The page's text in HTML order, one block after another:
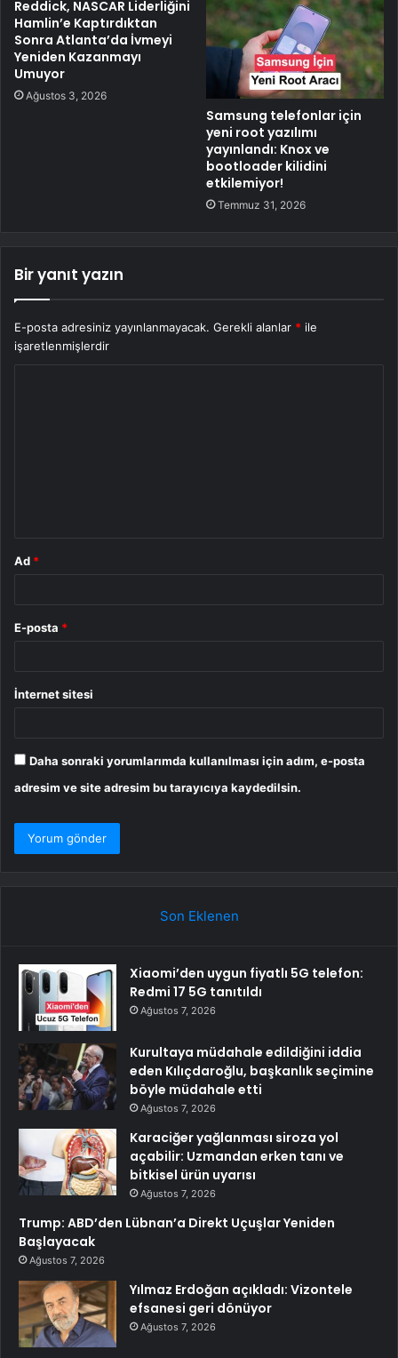
Reddick, NASCAR Liderliğini
Hamlin’e Kaptırdıktan
Sonra Atlanta’da İvmeyi
Yeniden Kazanmayı
Umuyor
Ağustos 3, 2026
Samsung telefonlar için
yeni root yazılımı
yayınlandı: Knox ve
bootloader kilidini
etkilemiyor!
Temmuz 31, 2026
Bir yanıt yazın
E-posta adresiniz yayınlanmayacak. Gerekli alanlar * ile
işaretlenmişlerdir
Ad *
E-posta *
İnternet sitesi
Daha sonraki yorumlarımda kullanılması için adım, e-posta
adresim ve site adresim bu tarayıcıya kaydedilsin.
Son Eklenen
Xiaomi’den uygun fiyatlı 5G telefon:
Redmi 17 5G tanıtıldı
Ağustos 7, 2026
Kurultaya müdahale edildiğini iddia
eden Kılıçdaroğlu, başkanlık seçimine
böyle müdahale etti
Ağustos 7, 2026
Karaciğer yağlanması siroza yol
açabilir: Uzmandan erken tanı ve
bitkisel ürün uyarısı
Ağustos 7, 2026
Trump: ABD’den Lübnan’a Direkt Uçuşlar Yeniden
Başlayacak
Ağustos 7, 2026
Yılmaz Erdoğan açıkladı: Vizontele
efsanesi geri dönüyor
Ağustos 7, 2026